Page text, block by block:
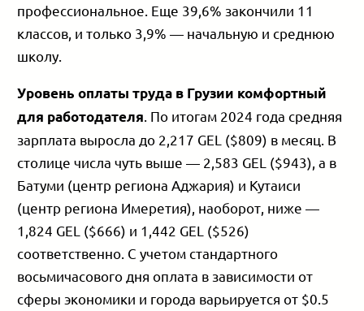
профессиональное. Еще 39,6% закончили 11
классов, и только 3,9% — начальную и среднюю
школу.
Уровень оплаты труда в Грузии комфортный
для работодателя . По итогам 2024 года средняя
зарплата выросла до 2,217 GEL ($809) в месяц. В
столице числа чуть выше — 2,583 GEL ($943), а в
Батуми (центр региона Аджария) и Кутаиси
(центр региона Имеретия), наоборот, ниже —
1,824 GEL ($666) и 1,442 GEL ($526)
соответственно. С учетом стандартного
восьмичасового дня оплата в зависимости от
сферы экономики и города варьируется от $0.5